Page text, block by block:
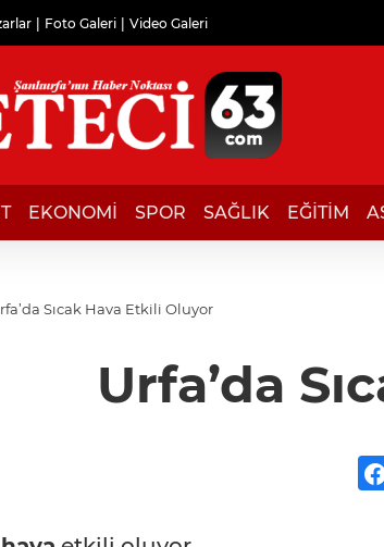
Foto Galeri Video Galeri
EKONOMİ SPOR SAĞLIK EĞİTİM
Sıcak Hava Etkili Oluyor
Urfa’da